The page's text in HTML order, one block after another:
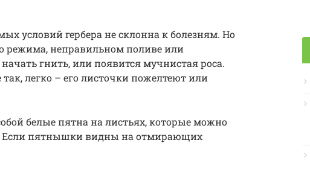
условий гербера не склонна к болезням. Но
режима, неправильном поливе или
гнить, или появится мучнистая роса.
легко – его листочки пожелтеют или
белые пятна на листьях, которые можно
Если пятнышки видны на отмирающих